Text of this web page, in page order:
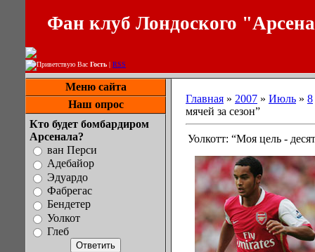
Фан клуб Лондоского
Приветствую Вас Гость | RSS
Меню сайта
Наш опрос
Кто будет бомбардиром
Арсенала?
ван Перси
Адебайор
Эдуардо
Фабрегас
Бендетер
Уолкот
Глеб
Главная » 2007 » Июль » 8
мячей за сезон”
Уолкотт: “Моя цель -